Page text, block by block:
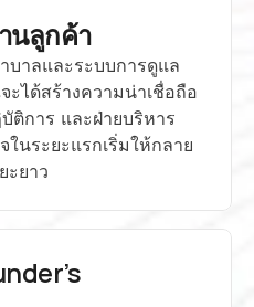
นลูกค้า
บาลและระบบการดูแล
ได้สร้างความน่าเชื่อถือ
ติการ และฝ่ายบริหาร
นระยะแรกเริ่มให้กลาย
ะยาว